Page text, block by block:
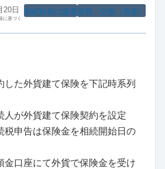
譲渡・交換（資産）
相続財産の譲渡
20日
に基づく
た外貨建て保険を下記時系列
が外貨建て保険契約を設定
申告は保険金を相続開始日の
口座にて外貨で保険金を受け